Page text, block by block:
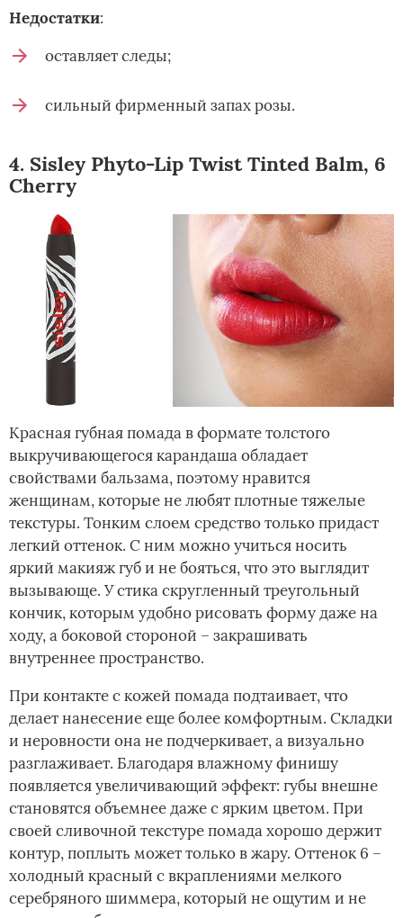
Недостатки:
оставляет следы;
сильный фирменный запах розы.
4. Sisley Phyto-Lip Twist Tinted Balm, 6
Cherry
Красная губная помада в формате толстого
выкручивающегося карандаша обладает
свойствами бальзама, поэтому нравится
женщинам, которые не любят плотные тяжелые
текстуры. Тонким слоем средство только придаст
легкий оттенок. С ним можно учиться носить
яркий макияж губ и не бояться, что это выглядит
вызывающе. У стика скругленный треугольный
кончик, которым удобно рисовать форму даже на
ходу, а боковой стороной – закрашивать
внутреннее пространство.
При контакте с кожей помада подтаивает, что
делает нанесение еще более комфортным. Складки
и неровности она не подчеркивает, а визуально
разглаживает. Благодаря влажному финишу
появляется увеличивающий эффект: губы внешне
становятся объемнее даже с ярким цветом. При
своей сливочной текстуре помада хорошо держит
контур, поплыть может только в жару. Оттенок 6 –
холодный красный с вкраплениями мелкого
серебряного шиммера, который не ощутим и не